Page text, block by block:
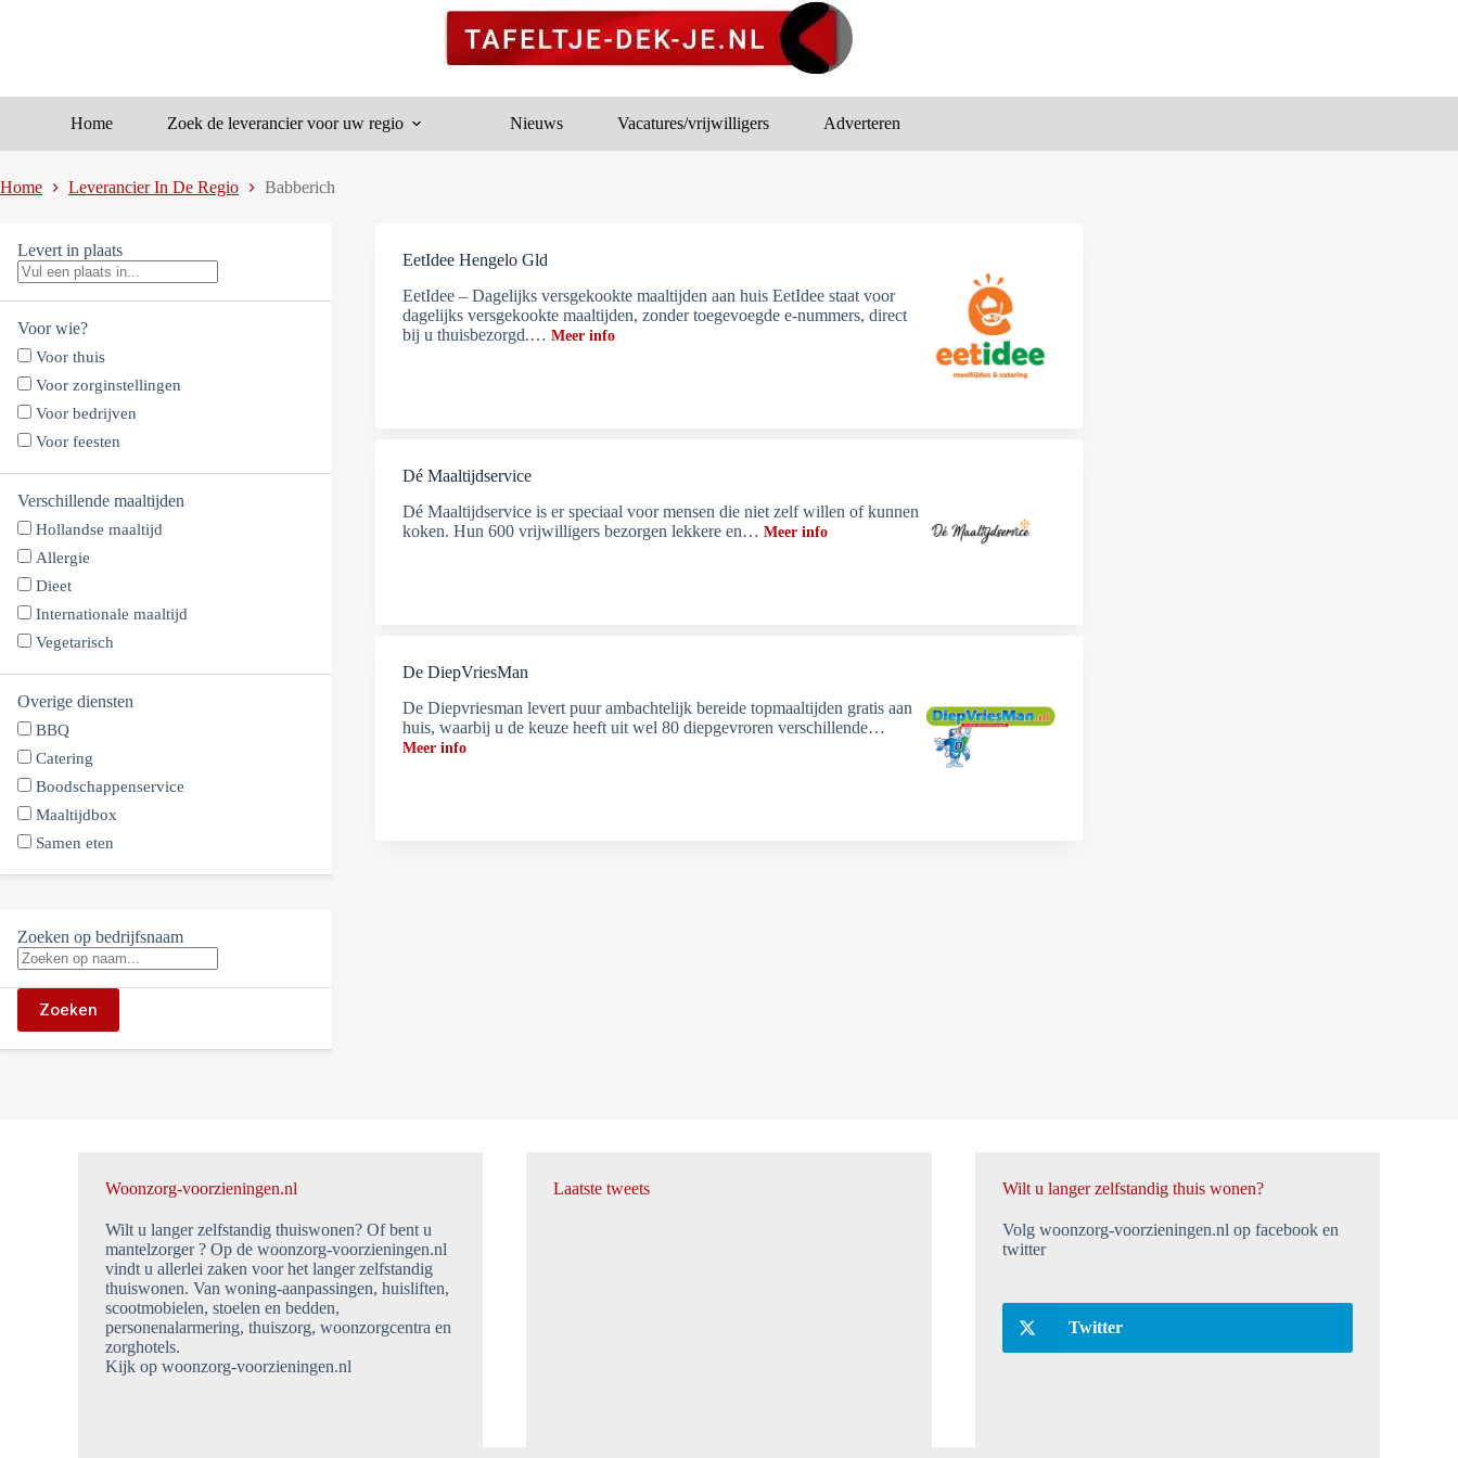
Home Zoek de leverancier voor uw regio Nieuws Vacatures/vrijwilligers Adverteren
Home Leverancier In De Regio Babberich
Levert in plaats
Voor wie?
Voor thuis
Voor zorginstellingen
Voor bedrijven
Voor feesten
Verschillende maaltijden
Hollandse maaltijd
Allergie
Dieet
Internationale maaltijd
Vegetarisch
Overige diensten
BBQ
Catering
Boodschappenservice
Maaltijdbox
Samen eten
Zoeken op bedrijfsnaam
Zoeken
EetIdee Hengelo Gld
EetIdee – Dagelijks versgekookte maaltijden aan huis EetIdee staat voor
dagelijks versgekookte maaltijden, zonder toegevoegde e-nummers, direct
bij u thuisbezorgd.… Meer info
Dé Maaltijdservice
Dé Maaltijdservice is er speciaal voor mensen die niet zelf willen of kunnen
koken. Hun 600 vrijwilligers bezorgen lekkere en… Meer info
De DiepVriesMan
De Diepvriesman levert puur ambachtelijk bereide topmaaltijden gratis aan
huis, waarbij u de keuze heeft uit wel 80 diepgevroren verschillende…
Meer info
Woonzorg-voorzieningen.nl
Wilt u langer zelfstandig thuiswonen? Of bent u
mantelzorger ? Op de woonzorg-voorzieningen.nl
vindt u allerlei zaken voor het langer zelfstandig
thuiswonen. Van woning-aanpassingen, huisliften,
scootmobielen, stoelen en bedden,
personenalarmering, thuiszorg, woonzorgcentra en
zorghotels.
Kijk op woonzorg-voorzieningen.nl
Laatste tweets Wilt u langer zelfstandig thuis wonen?
Volg woonzorg-voorzieningen.nl op facebook en
twitter
Twitter